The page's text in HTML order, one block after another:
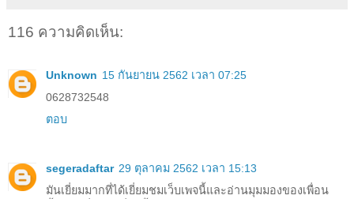
116 ความคิดเห็น:
Unknown 15 กันยายน 2562 เวลา 07:25
0628732548
ตอบ
segeradaftar 29 ตุลาคม 2562 เวลา 15:13
มันเยี่ยมมากที่ได้เยี่ยมชมเว็บเพจนี้และอ่านมุมมองของเพื่อน